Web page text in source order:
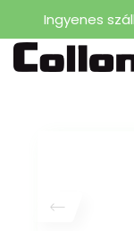
Ingyenes